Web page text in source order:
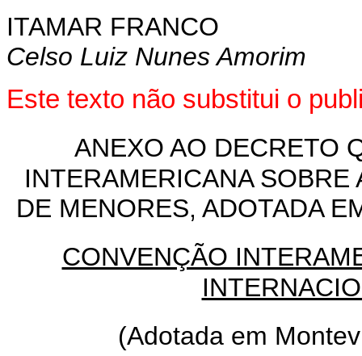
ITAMAR FRANCO
Celso Luiz Nunes Amorim
Este texto não substitui o
ANEXO AO DECRETO
INTERAMERICANA
DE MENORES, ADOTADA
CONVENÇÃO
(Adotada em